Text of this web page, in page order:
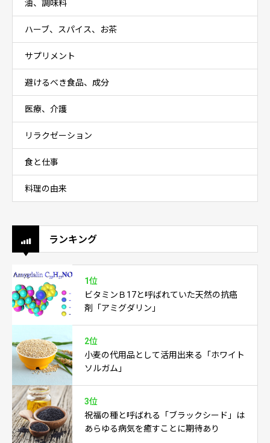
油、調味料
ハーブ、スパイス、お茶
サプリメント
避けるべき食品、成分
医療、介護
リラクゼーション
食と仕事
料理の由来
ランキング
1位
ビタミンＢ17と呼ばれていた天然の抗癌
剤「アミグダリン」
2位
小麦の代用品として活用出来る「ホワイト
ソルガム」
3位
祝福の種と呼ばれる「ブラックシード」は
あらゆる病気を癒すことに期待あり